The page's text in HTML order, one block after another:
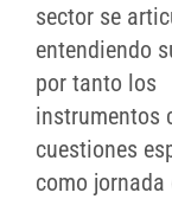
sector se
entendiendo
por tanto los
instrumentos
cuestiones
como